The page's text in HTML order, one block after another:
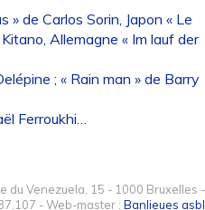
de Carlos Sorin, Japon « Le
Allemagne « Im lauf der
; « Rain man » de Barry
Ferroukhi…
du Venezuela, 15 - 1000 Bruxelles -
- Web-master : Banlieues asbl